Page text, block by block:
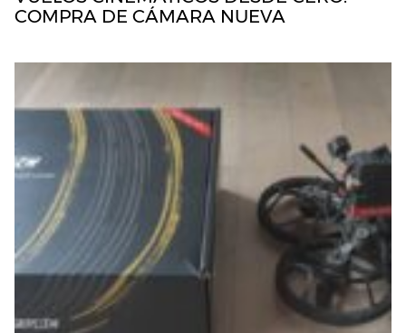
COMPRA DE CÁMARA NUEVA